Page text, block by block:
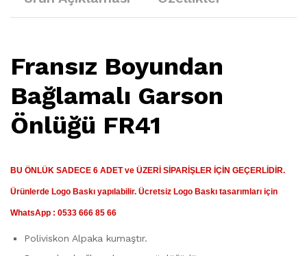
Fransız Boyundan
Bağlamalı Garson
Önlüğü FR41
BU ÖNLÜK SADECE 6 ADET ve ÜZERİ SİPARİŞLER İÇİN GEÇERLİDİR.
Ürünlerde Logo Baskı yapılabilir. Ücretsiz Logo Baskı tasarımları için
WhatsApp : 0533 666 85 66
Poliviskon Alpaka kumaştır.